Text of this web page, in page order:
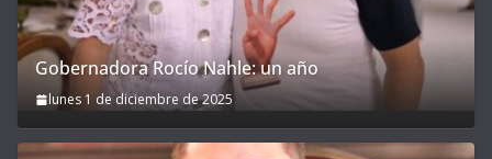
Gobernadora Rocío Nahle: un año
lunes 1 de diciembre de 2025